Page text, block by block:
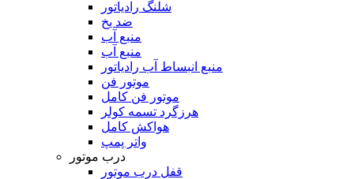
شلنگ رادیاتور
ضد یخ
منبع آب
منبع آب
منبع انبساط آب رادیاتور
موتور فن
موتور فن کامل
هرزگرد تسمه کولر
هواکش کامل
واتر پمپ
درب موتور
قفل درب موتور